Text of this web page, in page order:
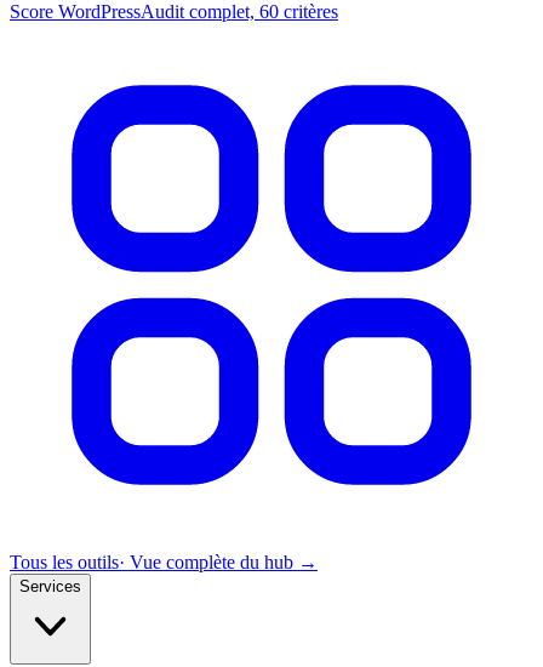
Score WordPressAudit complet, 60 critères
Tous les outils· Vue complète du hub →
Services